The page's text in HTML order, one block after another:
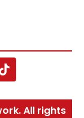
All rights